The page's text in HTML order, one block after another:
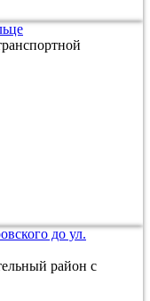
до ул.
район с